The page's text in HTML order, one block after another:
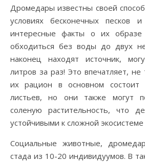
Дромедары известны своей
условиях бесконечных песков
интересные факты о их
обходиться без воды до двух
наконец находят источник,
литров за раз! Это впечатляет, не
их рацион в основном
листьев, но они также могут
соленую растительность, что
устойчивыми к сложной экосистеме
Социальные животные,
стада из 10-20 индивидуумов. В